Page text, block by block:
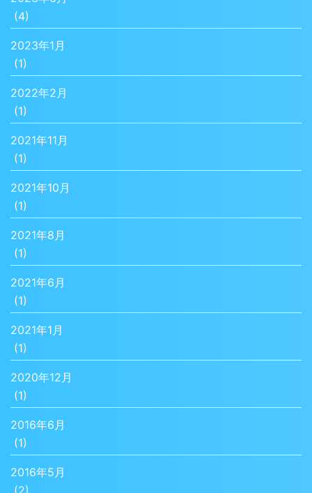
(4)
2023年1月
(1)
2022年2月
(1)
2021年11月
(1)
2021年10月
(1)
2021年8月
(1)
2021年6月
(1)
2021年1月
(1)
2020年12月
(1)
2016年6月
(1)
2016年5月
(2)